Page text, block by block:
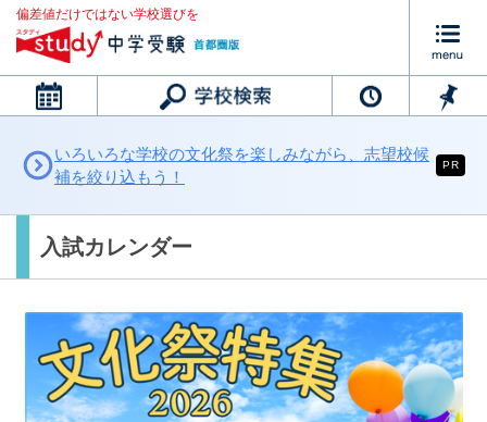
偏差値だけではない学校選びを
カレンダー
いろいろな学校の文化祭を楽しみながら、志望校候
補を絞り込もう！
PR
入試カレンダー